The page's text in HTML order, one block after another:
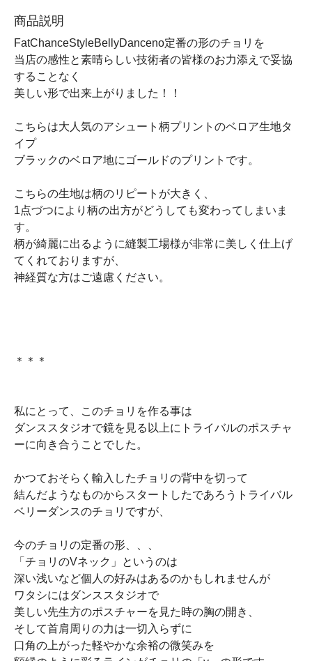
商品説明
FatChanceStyleBellyDanceno定番の形のチョリを
当店の感性と素晴らしい技術者の皆様のお力添えで妥協
することなく
美しい形で出来上がりました！！
こちらは大人気のアシュート柄プリントのベロア生地タ
イプ
ブラックのベロア地にゴールドのプリントです。
こちらの生地は柄のリピートが大きく、
1点づつにより柄の出方がどうしても変わってしまいま
す。
柄が綺麗に出るように縫製工場様が非常に美しく仕上げ
てくれておりますが、
神経質な方はご遠慮ください。
＊＊＊
私にとって、このチョリを作る事は
ダンススタジオで鏡を見る以上にトライバルのポスチャ
ーに向き合うことでした。
かつておそらく輸入したチョリの背中を切って
結んだようなものからスタートしたであろうトライバル
ベリーダンスのチョリですが、
今のチョリの定番の形、、、
「チョリのVネック」というのは
深い浅いなど個人の好みはあるのかもしれませんが
ワタシにはダンススタジオで
美しい先生方のポスチャーを見た時の胸の開き、
そして首肩周りの力は一切入らずに
口角の上がった軽やかな余裕の微笑みを